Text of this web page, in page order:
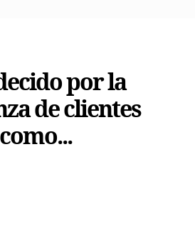
por la
de clientes
como...